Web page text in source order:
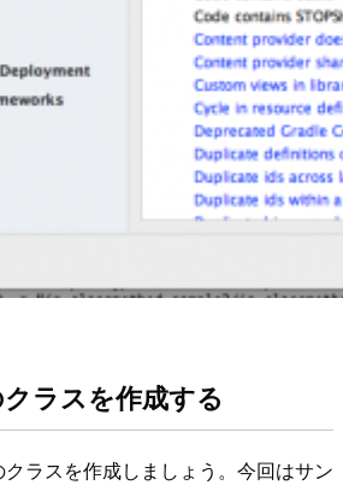
ラスを作成する
ラスを作成しましょう。今回はサン